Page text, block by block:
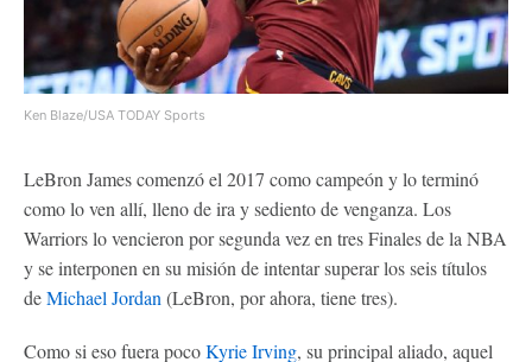
Ken Blaze/USA TODAY Sports
LeBron James comenzó el 2017 como campeón y lo terminó
como lo ven allí, lleno de ira y sediento de venganza. Los
Warriors lo vencieron por segunda vez en tres Finales de la NBA
y se interponen en su misión de intentar superar los seis títulos
deMichael Jordan(LeBron, por ahora, tiene tres).
Como si eso fuera pocoKyrie Irving, su principal aliado, aquel